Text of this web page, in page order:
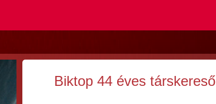
Biktop 44 éves társkereső